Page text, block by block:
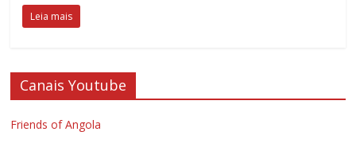
Leia mais
Canais Youtube
Friends of Angola